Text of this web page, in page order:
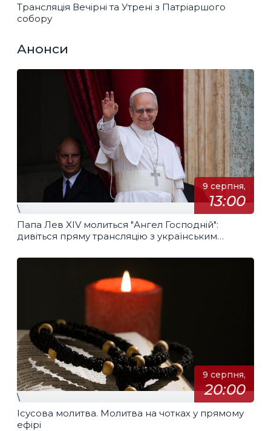
Трансляція Вечірні та Утрені з Патріаршого
собору
Анонси
9 серпня,
13:00
\
Папа Лев XIV молиться "Ангел Господній":
дивіться пряму трансляцію з українським
9 серпня,
20:00
\
Ісусова молитва. Молитва на чотках у прямому
ефірі